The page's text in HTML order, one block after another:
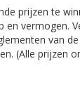
prijzen te
en vermogen.
van
(Alle prijzen